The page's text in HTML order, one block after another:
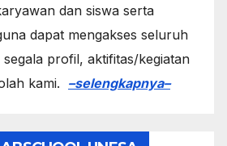
dan siswa serta
dapat mengakses seluruh
profil, aktifitas/kegiatan
kami. –selengkapnya–